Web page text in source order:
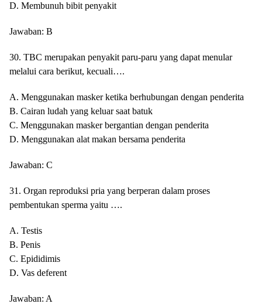
D. Membunuh bibit penyakit
Jawaban: B
30. TBC merupakan penyakit paru-paru yang dapat menular
melalui cara berikut, kecuali….
A. Menggunakan masker ketika berhubungan dengan penderita
B. Cairan ludah yang keluar saat batuk
C. Menggunakan masker bergantian dengan penderita
D. Menggunakan alat makan bersama penderita
Jawaban: C
31. Organ reproduksi pria yang berperan dalam proses
pembentukan sperma yaitu ….
A. Testis
B. Penis
C. Epididimis
D. Vas deferent
Jawaban: A